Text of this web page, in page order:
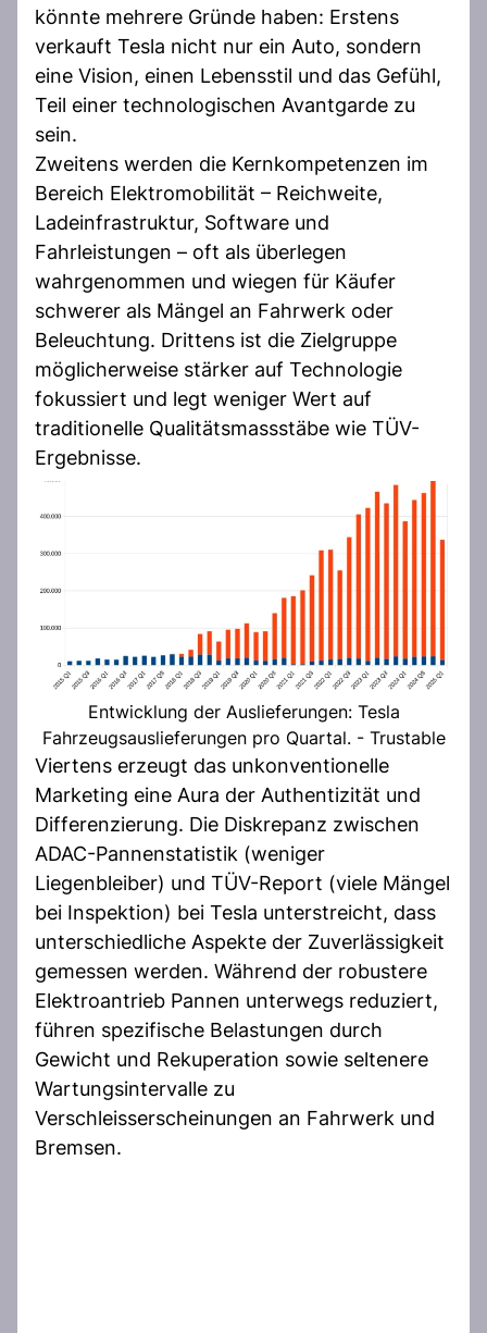
könnte mehrere Gründe haben: Erstens
verkauft Tesla nicht nur ein Auto, sondern
eine Vision, einen Lebensstil und das Gefühl,
Teil einer technologischen Avantgarde zu
sein.
Zweitens werden die Kernkompetenzen im
Bereich Elektromobilität – Reichweite,
Ladeinfrastruktur, Software und
Fahrleistungen – oft als überlegen
wahrgenommen und wiegen für Käufer
schwerer als Mängel an Fahrwerk oder
Beleuchtung. Drittens ist die Zielgruppe
möglicherweise stärker auf Technologie
fokussiert und legt weniger Wert auf
traditionelle Qualitätsmassstäbe wie TÜV-
Ergebnisse.
Entwicklung der Auslieferungen: Tesla
Fahrzeugsauslieferungen pro Quartal. - Trustable
Viertens erzeugt das unkonventionelle
Marketing eine Aura der Authentizität und
Differenzierung. Die Diskrepanz zwischen
ADAC-Pannenstatistik (weniger
Liegenbleiber) und TÜV-Report (viele Mängel
bei Inspektion) bei Tesla unterstreicht, dass
unterschiedliche Aspekte der Zuverlässigkeit
gemessen werden. Während der robustere
Elektroantrieb Pannen unterwegs reduziert,
führen spezifische Belastungen durch
Gewicht und Rekuperation sowie seltenere
Wartungsintervalle zu
Verschleisserscheinungen an Fahrwerk und
Bremsen.